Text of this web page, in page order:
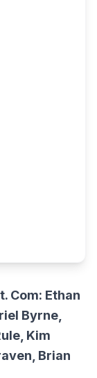
Com: Ethan
Byrne,
Kim
Brian